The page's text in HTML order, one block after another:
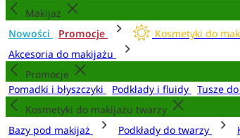
Makijaż
Nowości
Promocje Kosmetyki do
Akcesoria do makijażu
Promocje
Pomadki i błyszczyki
Podkłady i fluidy Tusze
Kosmetyki do makijażu twarzy
Bazy pod makijaż
Podkłady do twarzy